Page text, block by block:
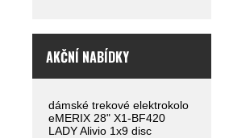
AKČNÍ NABÍDKY
dámské trekové elektrokolo
eMERIX 28" X1-BF420
LADY Alivio 1x9 disc